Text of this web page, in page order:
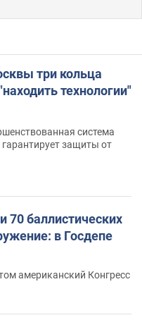
три кольца
технологии"
система
защиты от
70 баллистических
в Госдепе
американский Конгресс